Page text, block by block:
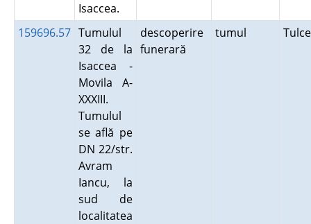
Isaccea.
159696.57 Tumulul
32 de la
Isaccea -
Movila A-
XXXIII.
Tumulul
se află pe
DN 22/str.
Avram
Iancu, la
sud de
localitatea
descoperire
funerară
tumul